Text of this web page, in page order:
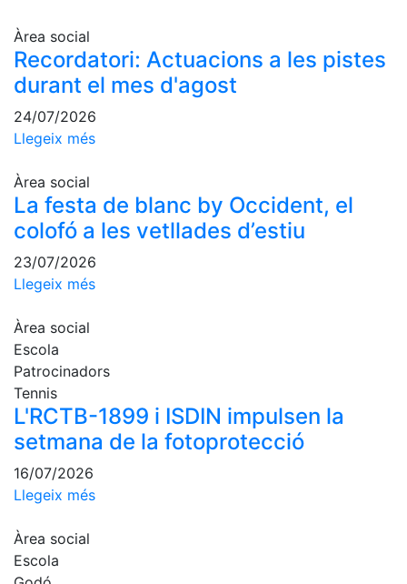
Sortides
culturals
i
Inspirational
Calendari
d'Activitats
Socials
Jocs de taula
Penyes del
Wellness
Center
Servei de
fisiosalut
Entrenaments
personals
Activitats
Piscina
Normativa
Àrea social
Recordatori: Actuacions a les pistes
durant el mes d'agost
24/07/2026
Llegeix més
Àrea social
La festa de blanc by Occident, el
colofó a les vetllades d’estiu
23/07/2026
Llegeix més
Àrea social
Escola
Patrocinadors
Tennis
L'RCTB-1899 i ISDIN impulsen la
setmana de la fotoprotecció
16/07/2026
Llegeix més
Àrea social
Escola